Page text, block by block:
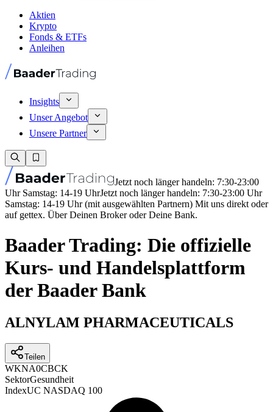
Aktien
Krypto
Fonds & ETFs
Anleihen
Insights
Unser Angebot
Unsere Partner
Jetzt noch länger handeln: 7:30-23:00
Uhr Samstag: 14-19 UhrJetzt noch länger handeln: 7:30-23:00 Uhr
Samstag: 14-19 Uhr (mit ausgewählten Partnern) Mit uns direkt oder
auf gettex. Über Deinen Broker oder Deine Bank.
Baader Trading: Die offizielle
Kurs- und Handelsplattform
der Baader Bank
ALNYLAM PHARMACEUTICALS
Teilen
WKNA0CBCK
SektorGesundheit
IndexUC NASDAQ 100